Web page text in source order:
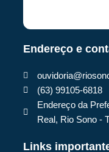
Endereço e
(63) 99105-6818
Endereço da
Real, Rio Sono -
Links